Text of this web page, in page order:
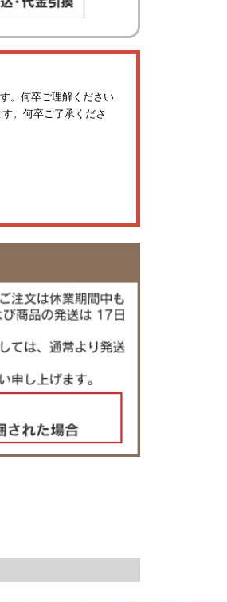
。何卒ご理解ください
。何卒ご了承くださ